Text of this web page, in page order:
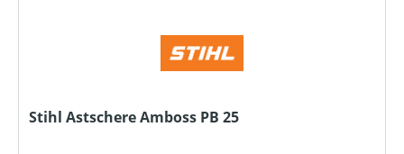
Stihl Astschere Amboss PB 25